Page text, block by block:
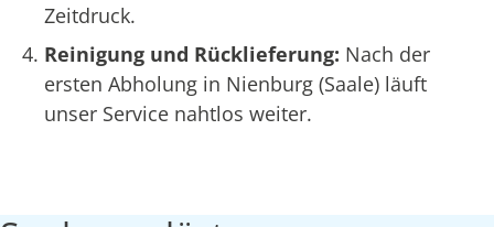
Zeitdruck.
Reinigung und Rücklieferung: Nach der
ersten Abholung in Nienburg (Saale) läuft
unser Service nahtlos weiter.